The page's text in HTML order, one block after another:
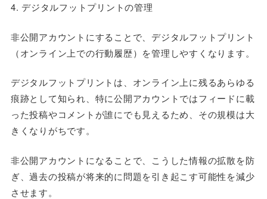
4. デジタルフットプリントの管理
非公開アカウントにすることで、デジタルフットプリント
（オンライン上での行動履歴）を管理しやすくなります。
デジタルフットプリントは、オンライン上に残るあらゆる
痕跡として知られ、特に公開アカウントではフィードに載
った投稿やコメントが誰にでも見えるため、その規模は大
きくなりがちです。
非公開アカウントになることで、こうした情報の拡散を防
ぎ、過去の投稿が将来的に問題を引き起こす可能性を減少
させます。